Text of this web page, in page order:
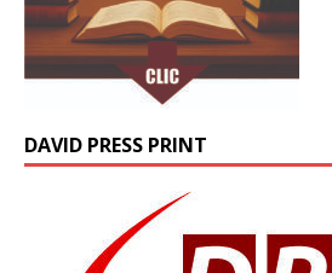
DAVID PRESS PRINT